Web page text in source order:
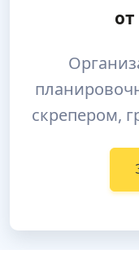
от
скрепером,